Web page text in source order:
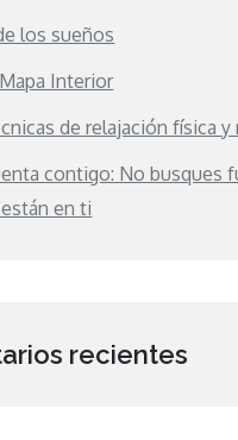
los sueños
Interior
de relajación física y
contigo: No busques
en ti
recientes